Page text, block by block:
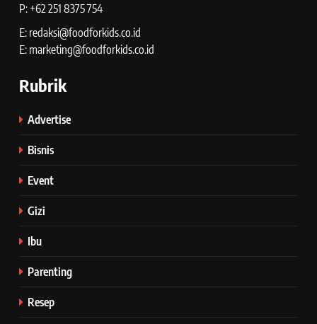
P: +62 251 8375 754
E: redaksi@foodforkids.co.id
E: marketing@foodforkids.co.id
Rubrik
Advertise
Bisnis
Event
Gizi
Ibu
Parenting
Resep